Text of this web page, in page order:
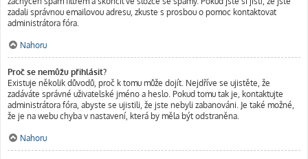
zadali správnou emailovou adresu, zkuste s prosbou o pomoc kontaktovat
administrátora fóra.
Nahoru
Proč se nemůžu přihlásit?
Existuje několik důvodů, proč k tomu může dojít. Nejdříve se ujistěte, že
zadáváte správné uživatelské jméno a heslo. Pokud tomu tak je, kontaktujte
administrátora fóra, abyste se ujistili, že jste nebyli zabanováni. Je také možné,
že je na webu chyba v nastavení, která by měla být odstraněna.
Nahoru